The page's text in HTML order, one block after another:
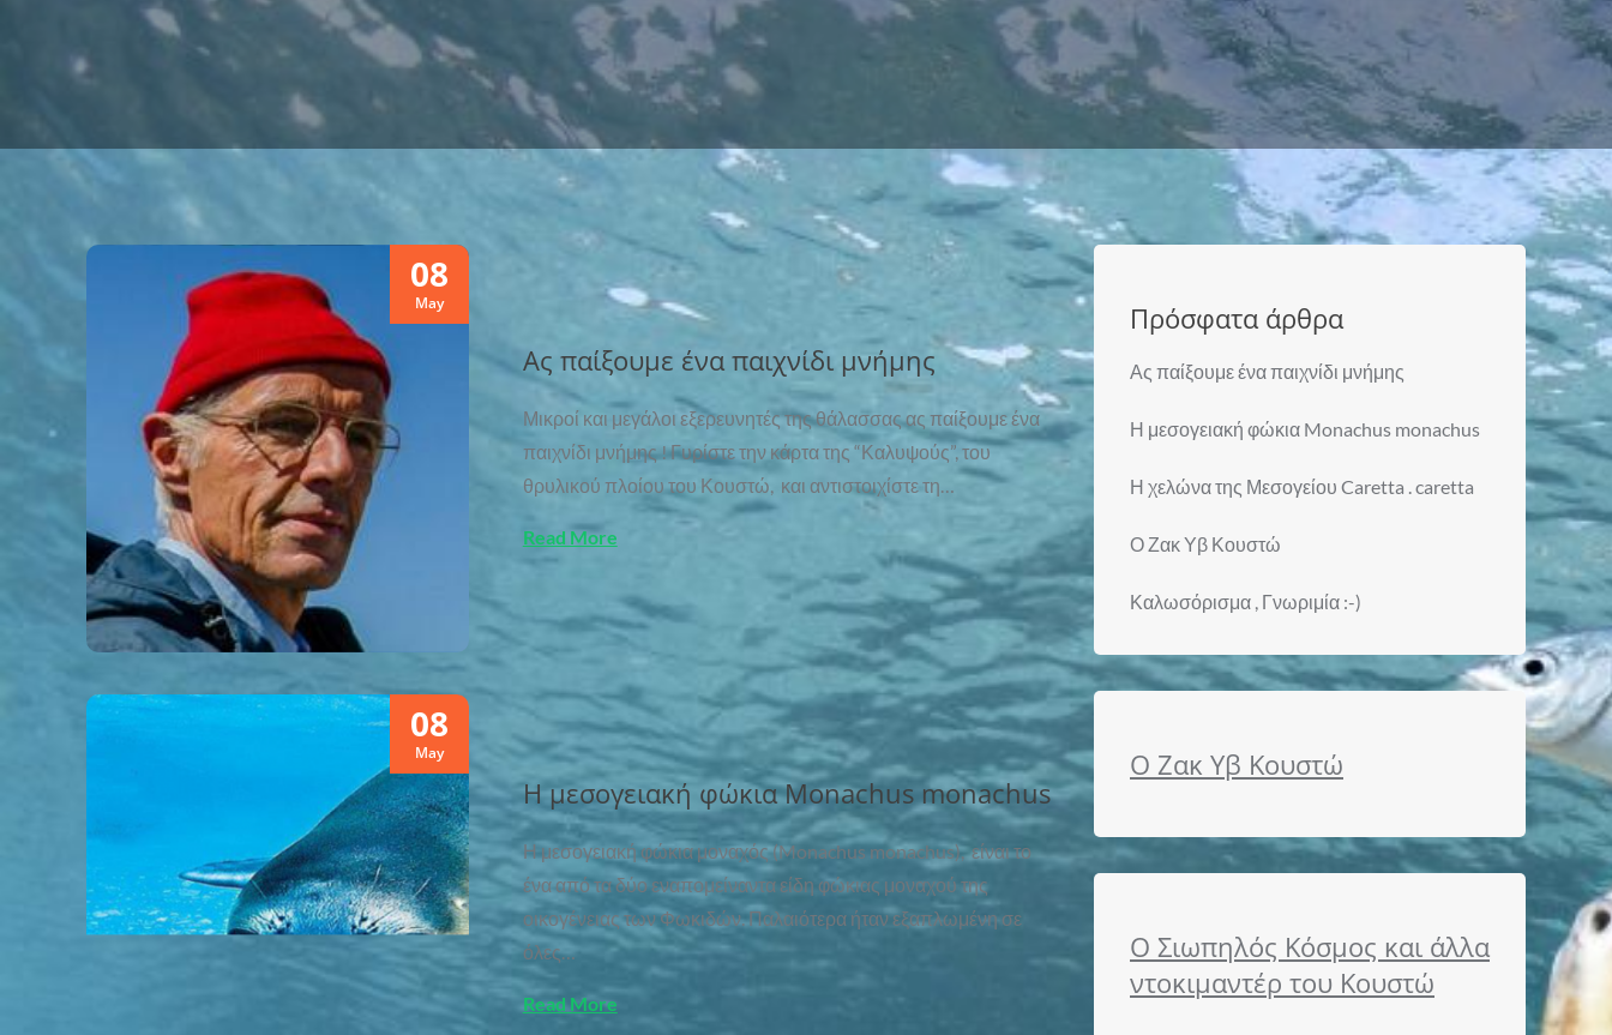
08
May
Ας παίξουμε ένα παιχνίδι μνήμης
Μικροί και μεγάλοι εξερευνητές της θάλασσας ας παίξουμε ένα
παιχνίδι μνήμης ! Γυρίστε την κάρτα της “Καλυψούς”, του
θρυλικού πλοίου του Κουστώ, και αντιστοιχίστε τη…
Read More
08
May
Η μεσογειακή φώκια Monachus monachus
Η μεσογειακή φώκια μοναχός (Monachus monachus), είναι το
ένα από τα δύο εναπομείναντα είδη φώκιας μοναχού της
οικογένειας των Φωκιδών. Παλαιότερα ήταν εξαπλωμένη σε
όλες…
Read More
Πρόσφατα άρθρα
Ας παίξουμε ένα παιχνίδι μνήμης
Η μεσογειακή φώκια Monachus monachus
Η χελώνα της Μεσογείου Caretta . caretta
Ο Ζακ Υβ Κουστώ
Καλωσόρισμα , Γνωριμία :-)
Ο Ζακ Υβ Κουστώ
Ο Σιωπηλός Κόσμος και άλλα
ντοκιμαντέρ του Κουστώ